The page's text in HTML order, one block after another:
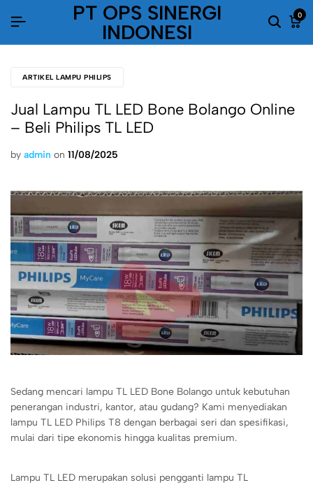
PT OPS SINERGI
INDONESI
0
ARTIKEL LAMPU PHILIPS
Jual Lampu TL LED Bone Bolango Online
– Beli Philips TL LED
by admin on 11/08/2025
Sedang mencari lampu TL LED Bone Bolango untuk kebutuhan
penerangan industri, kantor, atau gudang? Kami menyediakan
lampu TL LED Philips T8 dengan berbagai seri dan spesifikasi,
mulai dari tipe ekonomis hingga kualitas premium.
Lampu TL LED merupakan solusi pengganti lampu TL